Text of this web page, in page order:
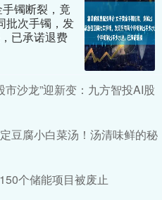
镯断裂，竟
批次手镯，发
已承诺退费
沙龙”迎新变：九方智投AI股
豆腐小白菜汤！汤清味鲜的秘
个储能项目被废止